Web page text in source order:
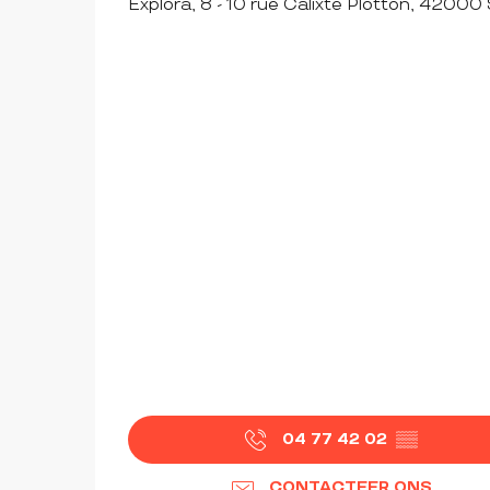
Explora, 8 - 10 rue Calixte Plotton, 42000
04 77 42 02 ▒▒